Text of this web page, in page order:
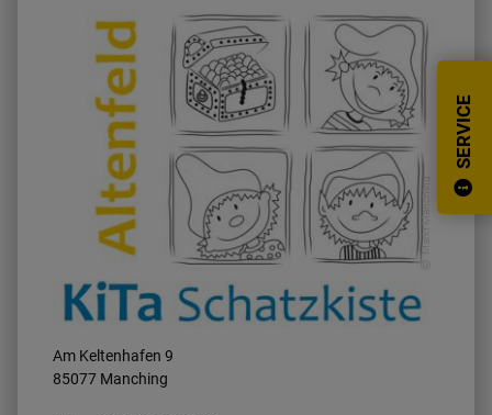
Kindertagesstätten freier
Trägerschaft
Koordination Kindertagespflege
Pfaffenhofen
SERVICE
Markt Manching
Am Keltenhafen 9
85077 Manching